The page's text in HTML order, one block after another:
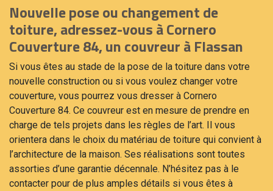
Nouvelle pose ou changement de
toiture, adressez-vous à Cornero
Couverture 84, un couvreur à Flassan
Si vous êtes au stade de la pose de la toiture dans votre
nouvelle construction ou si vous voulez changer votre
couverture, vous pourrez vous dresser à Cornero
Couverture 84. Ce couvreur est en mesure de prendre en
charge de tels projets dans les règles de l’art. Il vous
orientera dans le choix du matériau de toiture qui convient à
l’architecture de la maison. Ses réalisations sont toutes
assorties d’une garantie décennale. N’hésitez pas à le
contacter pour de plus amples détails si vous êtes à